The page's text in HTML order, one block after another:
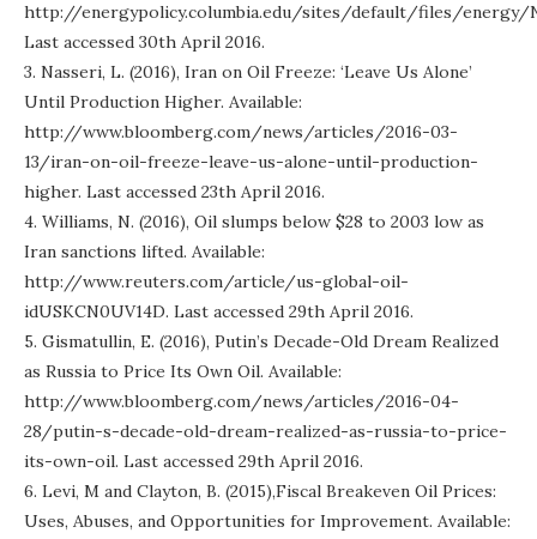
http://energypolicy.columbia.edu/sites/default/files/energy/
Last accessed 30th April 2016.
3. Nasseri, L. (2016), Iran on Oil Freeze: ‘Leave Us Alone’
Until Production Higher. Available:
http://www.bloomberg.com/news/articles/2016-03-
13/iran-on-oil-freeze-leave-us-alone-until-production-
higher. Last accessed 23th April 2016.
4. Williams, N. (2016), Oil slumps below $28 to 2003 low as
Iran sanctions lifted. Available:
http://www.reuters.com/article/us-global-oil-
idUSKCN0UV14D. Last accessed 29th April 2016.
5. Gismatullin, E. (2016), Putin’s Decade-Old Dream Realized
as Russia to Price Its Own Oil. Available:
http://www.bloomberg.com/news/articles/2016-04-
28/putin-s-decade-old-dream-realized-as-russia-to-price-
its-own-oil. Last accessed 29th April 2016.
6. Levi, M and Clayton, B. (2015),Fiscal Breakeven Oil Prices:
Uses, Abuses, and Opportunities for Improvement. Available: